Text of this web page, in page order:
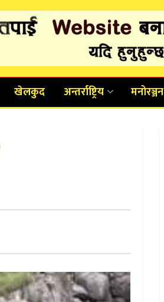
खेलकुद अन्तर्राष्ट्रिय मनोरञ्जन